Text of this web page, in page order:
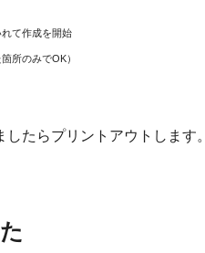
て作成を開始
所のみでOK）
たらプリントアウトします。